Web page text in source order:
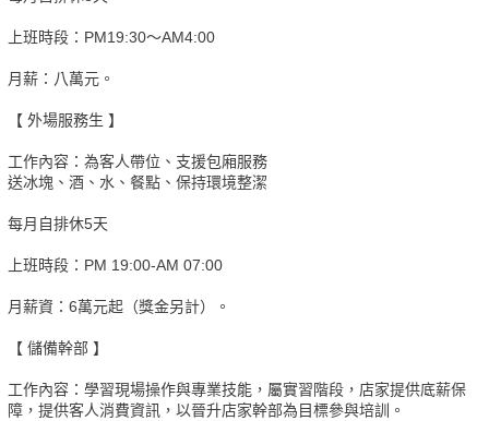
上班時段：PM19:30～AM4:00
月薪：八萬元。
【 外場服務生 】
工作內容：為客人帶位、支援包廂服務
送冰塊、酒、水、餐點、保持環境整潔
每月自排休5天
上班時段：PM 19:00-AM 07:00
月薪資：6萬元起（獎金另計）。
【 儲備幹部 】
工作內容：學習現場操作與專業技能，屬實習階段，店家提供底薪保
障，提供客人消費資訊，以晉升店家幹部為目標參與培訓。